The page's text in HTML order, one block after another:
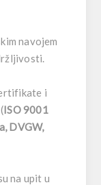
navojem
i
ISO 9001
DVGW,
na upit u